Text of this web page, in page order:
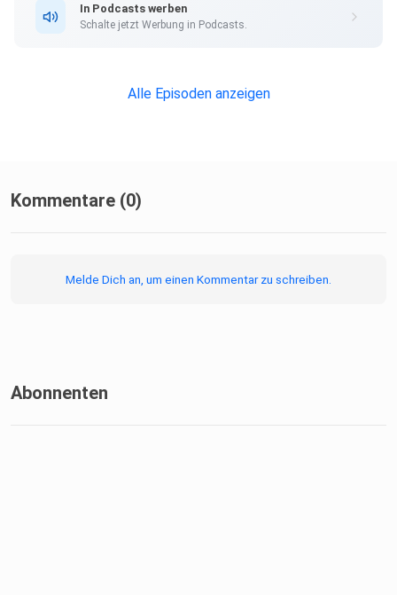
In Podcasts werben
Schalte jetzt Werbung in Podcasts.
Alle Episoden anzeigen
Kommentare (0)
Melde Dich an, um einen Kommentar zu schreiben.
Abonnenten